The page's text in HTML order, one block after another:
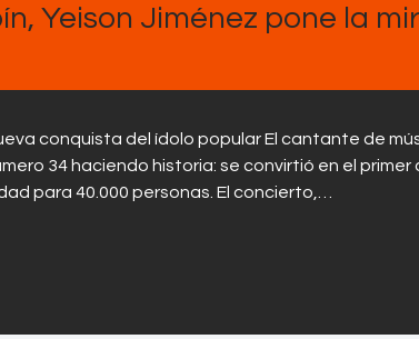
Yeison Jiménez pone la
conquista del ídolo popular El cantante de
34 haciendo historia: se convirtió en el
para 40.000 personas. El concierto,…